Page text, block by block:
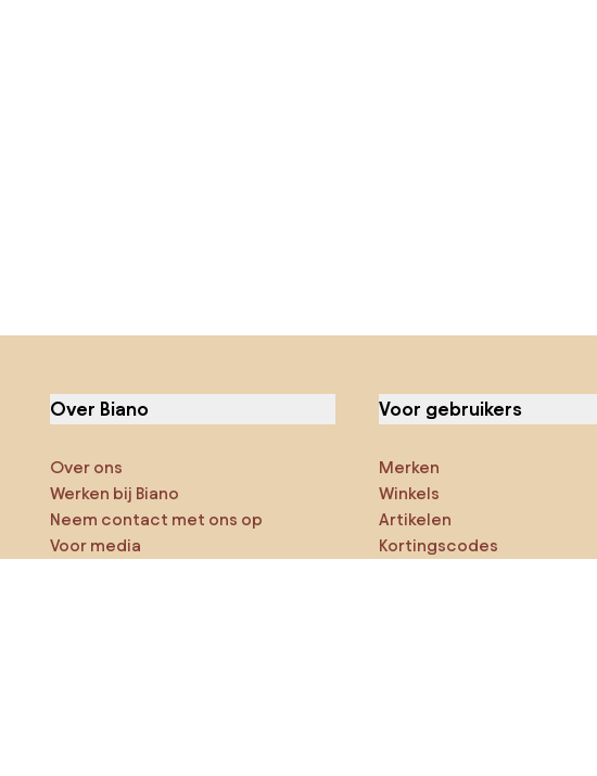
Over Biano
Over ons
Werken bij Biano
Neem contact met ons op
Voor media
Voor gebruikers
Merken
Winkels
Artikelen
Kortingscodes